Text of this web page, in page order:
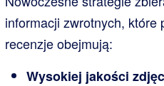
informacji zwrotnych, które
recenzje obejmują:
Wysokiej jakości